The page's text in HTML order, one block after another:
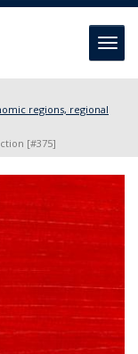
regions, regional
[#375]